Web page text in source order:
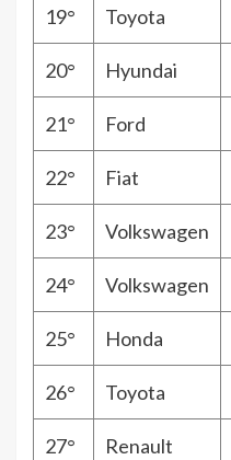
19° Toyota
20° Hyundai
21° Ford
22° Fiat
23° Volkswagen
24° Volkswagen
25° Honda
26° Toyota
27° Renault